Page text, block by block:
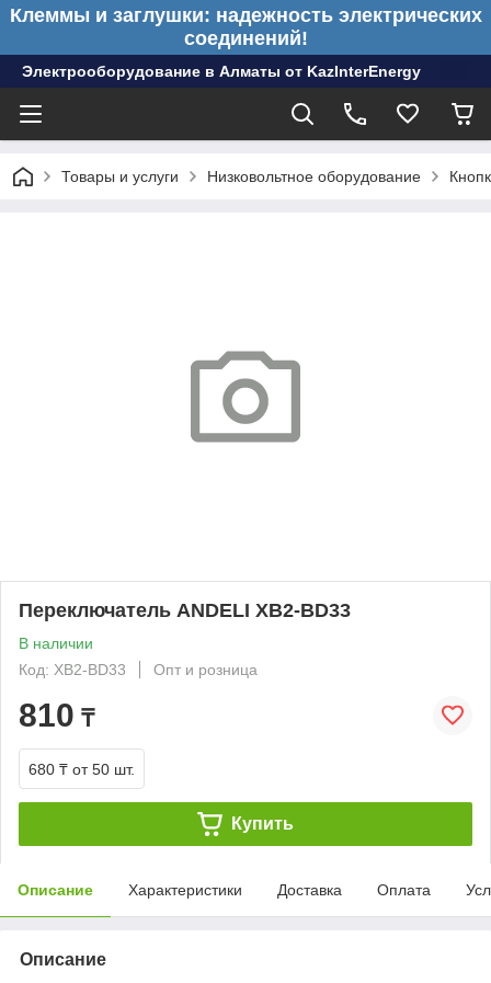
Клеммы и заглушки: надежность электрических
соединений!
Электрооборудование в Алматы от KazInterEnergy
Товары и услуги Низковольтное оборудование
Переключатель ANDELI XB2-BD33
В наличии
Код: XB2-BD33
Опт и розница
810 ₸
680 ₸ от 50 шт.
Купить
Описание Характеристики Доставка Оплата
Описание